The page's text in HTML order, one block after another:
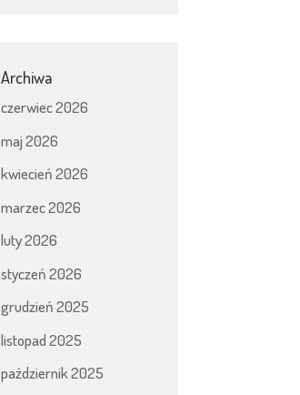
Archiwa
czerwiec 2026
maj 2026
kwiecień 2026
marzec 2026
luty 2026
styczeń 2026
grudzień 2025
listopad 2025
październik 2025